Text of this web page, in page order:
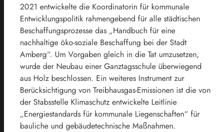
2021 entwickelte die Koordinatorin für kommunale
Entwicklungspolitik rahmengebend für alle städtischen
Beschaffungsprozesse das „Handbuch für eine
nachhaltige öko-soziale Beschaffung bei der Stadt
Amberg“. Um Vorgaben gleich in die Tat umzusetzen,
wurde der Neubau einer Ganztagsschule überwiegend
aus Holz beschlossen. Ein weiteres Instrument zur
Berücksichtigung von Treibhausgas-Emissionen ist die von
der Stabsstelle Klimaschutz entwickelte Leitlinie
„Energiestandards für kommunale Liegenschaften“ für
bauliche und gebäudetechnische Maßnahmen.